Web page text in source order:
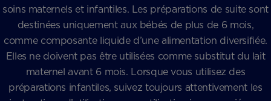
soins maternels et infantiles. Les préparations de suite sont
destinées uniquement aux bébés de plus de 6 mois,
comme composante liquide d’une alimentation diversifiée.
Elles ne doivent pas être utilisées comme substitut du lait
maternel avant 6 mois. Lorsque vous utilisez des
préparations infantiles, suivez toujours attentivement les